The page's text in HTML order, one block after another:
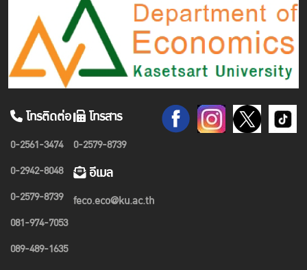
โทรติดต่อ
0-2561-3474
0-2942-8048
0-2579-8739
081-974-7053
089-489-1635
โทรสาร
0-2579-8739
อีเมล
feco.eco@ku.ac.th